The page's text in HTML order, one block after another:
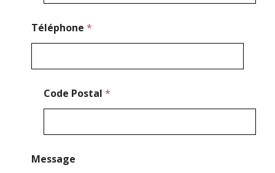
Téléphone *
Code Postal *
Message